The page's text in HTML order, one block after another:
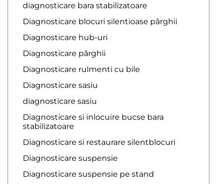
diagnosticare bara stabilizatoare
Diagnosticare blocuri silentioase pârghii
Diagnosticare hub-uri
Diagnosticare pârghii
Diagnosticare rulmenti cu bile
Diagnosticare sasiu
diagnosticare sasiu
Diagnosticare si inlocuire bucse bara
stabilizatoare
Diagnosticare si restaurare silentblocuri
Diagnosticare suspensie
Diagnosticare suspensie pe stand